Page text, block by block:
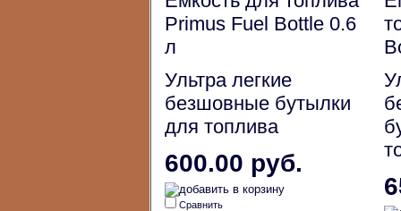
Primus Fuel Bottle 0.6
л
Ультра легкие
безшовные бутылки
для топлива
600.00 руб.
Сравнить